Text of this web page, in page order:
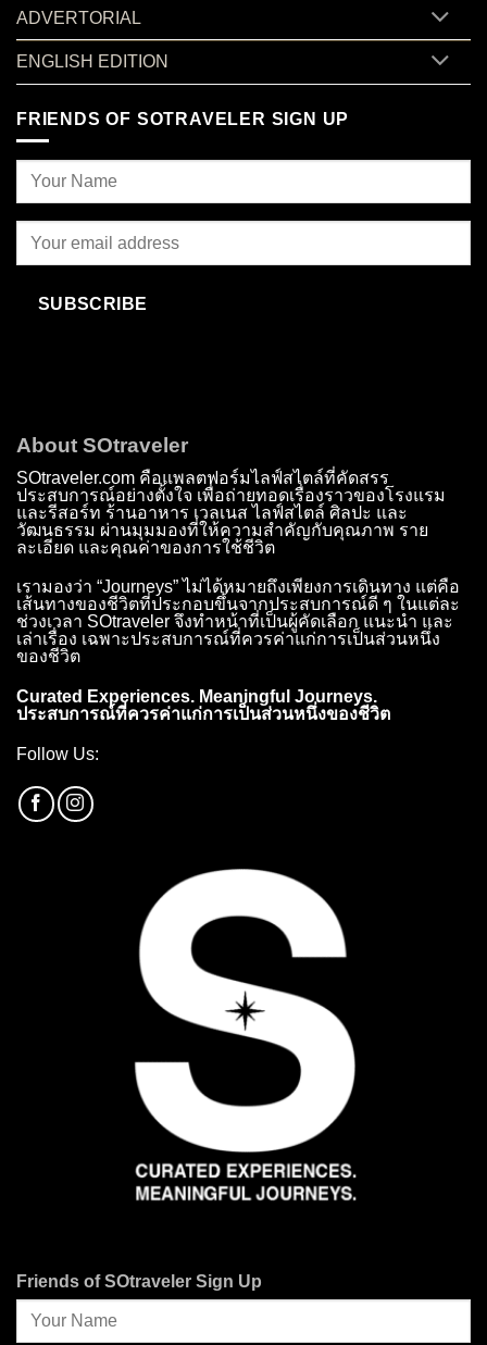
ADVERTORIAL
ENGLISH EDITION
FRIENDS OF SOTRAVELER SIGN UP
SUBSCRIBE
About SOtraveler
SOtraveler.com คือแพลตฟอร์มไลฟ์สไตล์ที่คัดสรร
ประสบการณ์อย่างตั้งใจ เพื่อถ่ายทอดเรื่องราวของโรงแรม
และรีสอร์ท ร้านอาหาร เวลเนส ไลฟ์สไตล์ ศิลปะ และ
วัฒนธรรม ผ่านมุมมองที่ให้ความสำคัญกับคุณภาพ ราย
ละเอียด และคุณค่าของการใช้ชีวิต
เรามองว่า “Journeys” ไม่ได้หมายถึงเพียงการเดินทาง แต่คือ
เส้นทางของชีวิตที่ประกอบขึ้นจากประสบการณ์ดี ๆ ในแต่ละ
ช่วงเวลา SOtraveler จึงทำหน้าที่เป็นผู้คัดเลือก แนะนำ และ
เล่าเรื่อง เฉพาะประสบการณ์ที่ควรค่าแก่การเป็นส่วนหนึ่ง
ของชีวิต
Curated Experiences. Meaningful Journeys.
ประสบการณ์ที่ควรค่าแก่การเป็นส่วนหนึ่งของชีวิต
Follow Us:
Friends of SOtraveler Sign Up